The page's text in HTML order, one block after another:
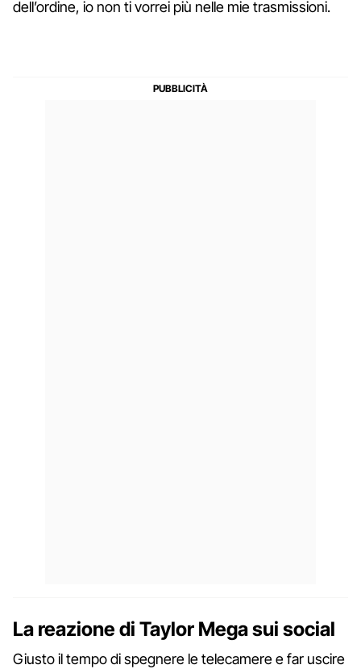
dell’ordine, io non ti vorrei più nelle mie trasmissioni.
La reazione di Taylor Mega sui social
Giusto il tempo di spegnere le telecamere e far uscire